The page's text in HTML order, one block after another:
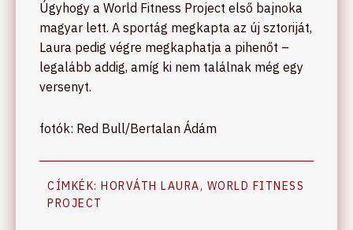
Úgyhogy a World Fitness Project első bajnoka
magyar lett. A sportág megkapta az új sztoriját,
Laura pedig végre megkaphatja a pihenőt –
legalább addig, amíg ki nem találnak még egy
versenyt.
fotók: Red Bull/Bertalan Ádám
CÍMKÉK: HORVÁTH LAURA, WORLD FITNESS
PROJECT